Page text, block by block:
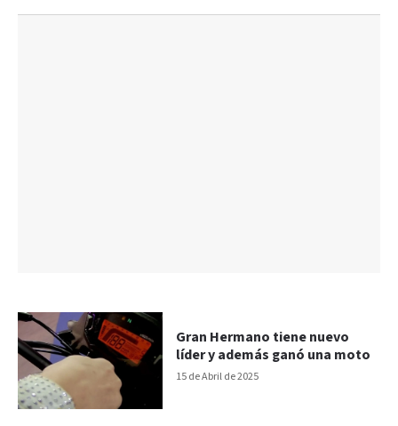
15 de Abril de 2025
Gran Hermano tiene nuevo
líder y además ganó una moto